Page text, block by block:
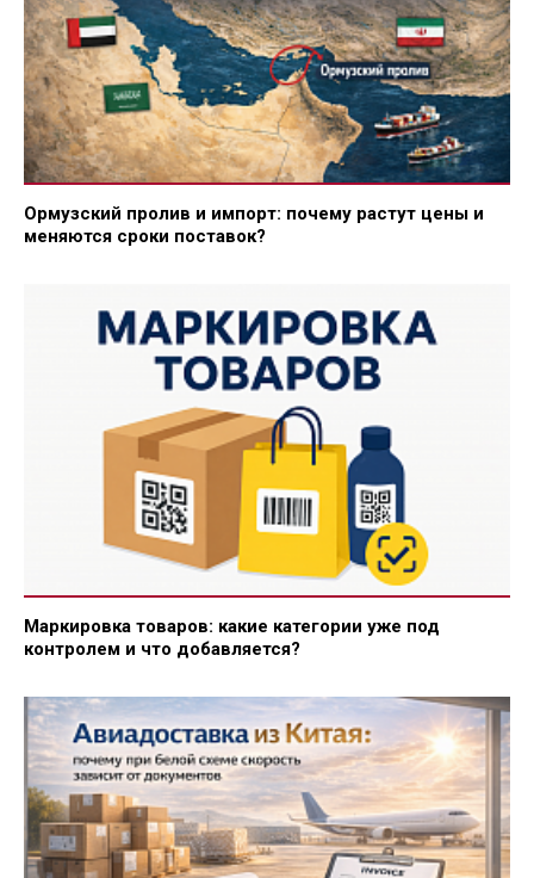
Ормузский пролив и импорт: почему растут цены и
меняются сроки поставок?
Маркировка товаров: какие категории уже под
контролем и что добавляется?